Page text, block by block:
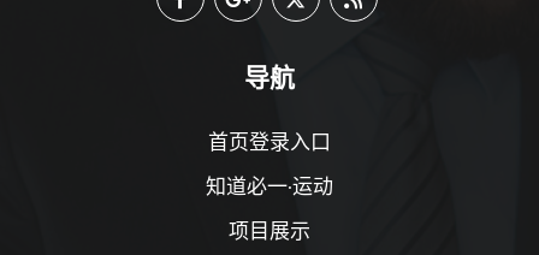
导航
首页登录入口
知道必一·运动
项目展示